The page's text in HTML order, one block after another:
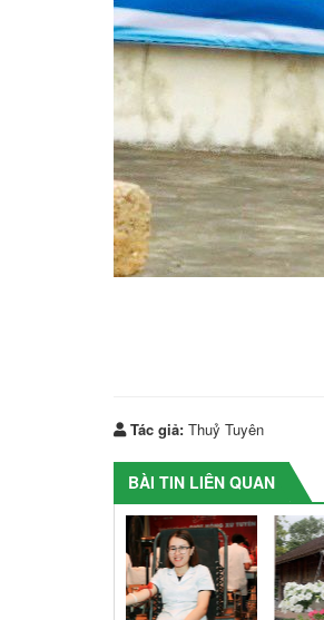
Tác giả: Thuỷ Tuyên
BÀI TIN LIÊN QUAN